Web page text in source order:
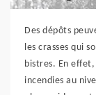
Des dépôts
les crasses qui
bistres. En
incendies au